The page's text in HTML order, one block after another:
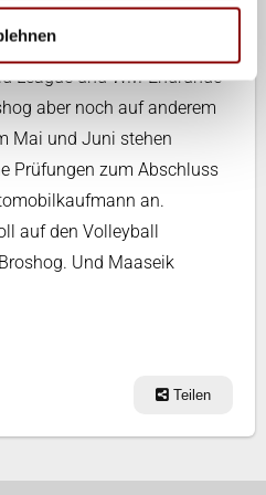
15 und der Saison mit den
League und WM-Endrunde
aber noch auf anderem
Mai und Juni stehen
Prüfungen zum Abschluss
an.
auf den Volleyball
Und Maaseik
Teilen